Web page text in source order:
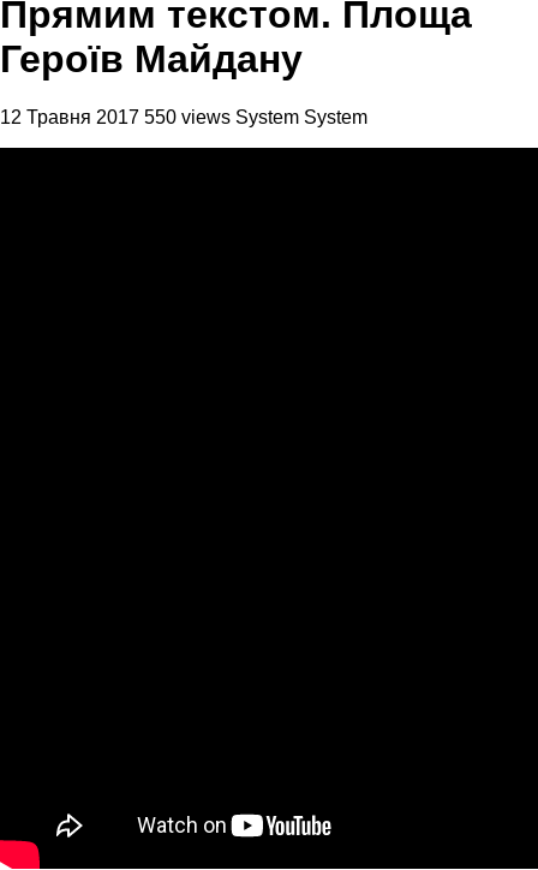
Прямим текстом. Площа
Героїв Майдану
12 Травня 2017 550 views System System